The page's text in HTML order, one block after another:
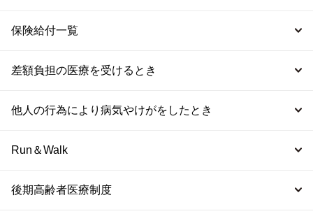
保険給付一覧
差額負担の医療を受けるとき
他人の行為により病気やけがをしたとき
Run＆Walk
後期高齢者医療制度